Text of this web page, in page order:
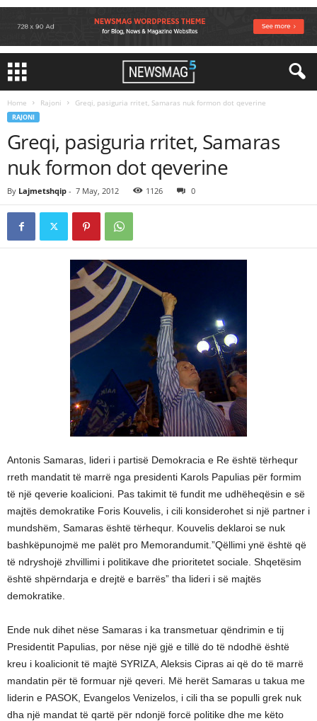
Home Rajoni Greqi, pasiguria rritet, Samaras nuk formon dot qeverine
RAJONI
Greqi, pasiguria rritet, Samaras
nuk formon dot qeverine
By Lajmetshqip - 7 May, 2012 1126 0
Antonis Samaras, lideri i partisë Demokracia e Re është tërhequr
rreth mandatit të marrë nga presidenti Karols Papulias për formim
të një qeverie koalicioni. Pas takimit të fundit me udhëheqësin e së
majtës demokratike Foris Kouvelis, i cili konsiderohet si një partner i
mundshëm, Samaras është tërhequr. Kouvelis deklaroi se nuk
bashkëpunojmë me palët pro Memorandumit.”Qëllimi ynë është që
të ndryshojë zhvillimi i politikave dhe prioritetet sociale. Shqetësim
është shpërndarja e drejtë e barrës” tha lideri i së majtës
demokratike.
Ende nuk dihet nëse Samaras i ka transmetuar qëndrimin e tij
Presidentit Papulias, por nëse një gjë e tillë do të ndodhë është
kreu i koalicionit të majtë SYRIZA, Aleksis Cipras ai që do të marrë
mandatin për të formuar një qeveri. Më herët Samaras u takua me
liderin e PASOK, Evangelos Venizelos, i cili tha se populli grek nuk
dha një mandat të qartë për ndonjë forcë politike dhe me këto